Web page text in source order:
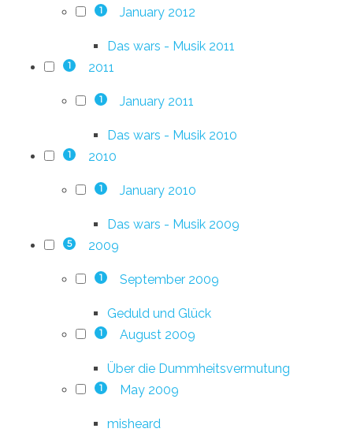
1 January 2012
Das wars - Musik 2011
1 2011
1 January 2011
Das wars - Musik 2010
1 2010
1 January 2010
Das wars - Musik 2009
5 2009
1 September 2009
Geduld und Glück
1 August 2009
Über die Dummheitsvermutung
1 May 2009
misheard